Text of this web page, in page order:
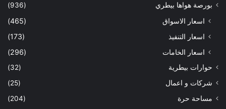
بورصة هواها بيطري (936)
اسعار الاسواق
(465)
اسعار التنفيذ
(173)
اسعار الخامات
(296)
حوارات بيطرية
(32)
شركات و اعمال
(25)
مساحة حرة
(204)